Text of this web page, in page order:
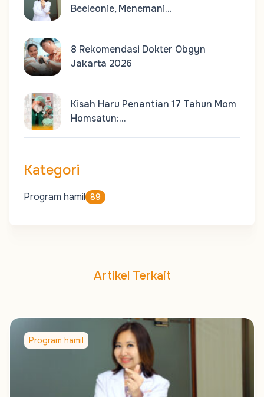
Beeleonie, Menemani…
8 Rekomendasi Dokter Obgyn
Jakarta 2026
Kisah Haru Penantian 17 Tahun Mom
Homsatun:…
Kategori
Program hamil 89
Artikel Terkait
Program hamil